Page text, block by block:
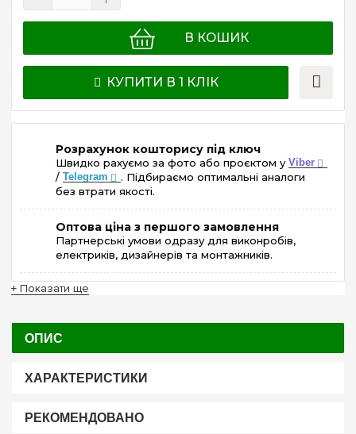
В КОШИК
КУПИТИ В 1 КЛІК
Розрахунок кошторису під ключ
Швидко рахуємо за фото або проєктом у Viber
/ Telegram
. Підбираємо оптимальні аналоги
без втрати якості.
Оптова ціна з першого замовлення
Партнерські умови одразу для виконробів,
електриків, дизайнерів та монтажників.
+ Показати ще
ОПИС
ХАРАКТЕРИСТИКИ
РЕКОМЕНДОВАНО